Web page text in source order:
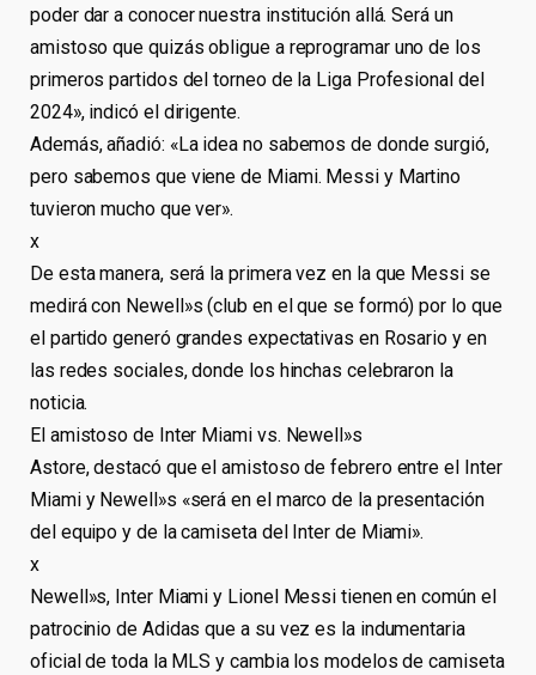
poder dar a conocer nuestra institución allá. Será un
amistoso que quizás obligue a reprogramar uno de los
primeros partidos del torneo de la Liga Profesional del
2024», indicó el dirigente.
Además, añadió: «La idea no sabemos de donde surgió,
pero sabemos que viene de Miami. Messi y Martino
tuvieron mucho que ver».
x
De esta manera, será la primera vez en la que Messi se
medirá con Newell»s (club en el que se formó) por lo que
el partido generó grandes expectativas en Rosario y en
las redes sociales, donde los hinchas celebraron la
noticia.
El amistoso de Inter Miami vs. Newell»s
Astore, destacó que el amistoso de febrero entre el Inter
Miami y Newell»s «será en el marco de la presentación
del equipo y de la camiseta del Inter de Miami».
x
Newell»s, Inter Miami y Lionel Messi tienen en común el
patrocinio de Adidas que a su vez es la indumentaria
oficial de toda la MLS y cambia los modelos de camiseta